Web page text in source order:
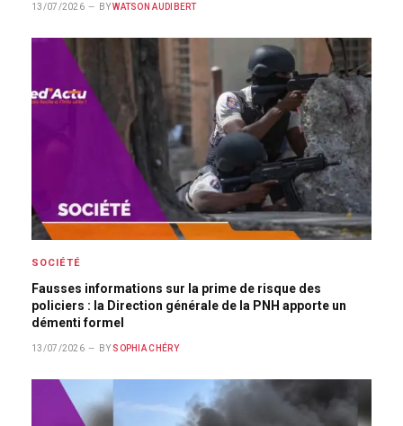
13/07/2026 BY WATSON AUDIBERT
SOCIÉTÉ
Fausses informations sur la prime de risque des
policiers : la Direction générale de la PNH apporte un
démenti formel
13/07/2026 BY SOPHIA CHÉRY